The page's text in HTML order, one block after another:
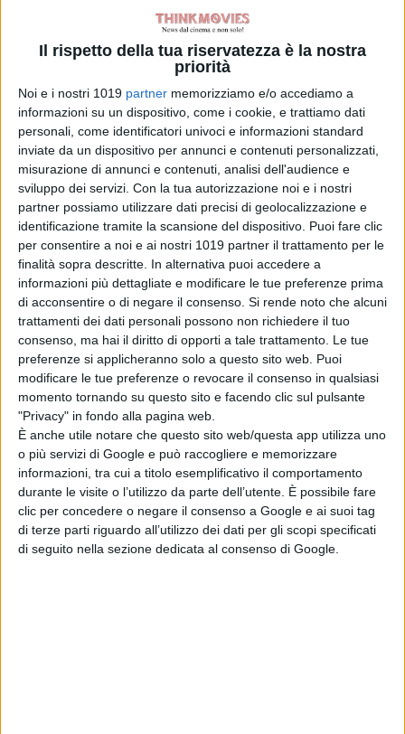
Il rispetto della tua riservatezza è la nostra
priorità
Noi e i nostri 1019 partner memorizziamo e/o accediamo a
informazioni su un dispositivo, come i cookie, e trattiamo dati
personali, come identificatori univoci e informazioni standard
inviate da un dispositivo per annunci e contenuti personalizzati,
misurazione di annunci e contenuti, analisi dell'audience e
sviluppo dei servizi. Con la tua autorizzazione noi e i nostri
partner possiamo utilizzare dati precisi di geolocalizzazione e
identificazione tramite la scansione del dispositivo. Puoi fare clic
per consentire a noi e ai nostri 1019 partner il trattamento per le
finalità sopra descritte. In alternativa puoi accedere a
informazioni più dettagliate e modificare le tue preferenze prima
di acconsentire o di negare il consenso. Si rende noto che alcuni
trattamenti dei dati personali possono non richiedere il tuo
consenso, ma hai il diritto di opporti a tale trattamento. Le tue
preferenze si applicheranno solo a questo sito web. Puoi
modificare le tue preferenze o revocare il consenso in qualsiasi
momento tornando su questo sito e facendo clic sul pulsante
"Privacy" in fondo alla pagina web.
È anche utile notare che questo sito web/questa app utilizza uno
o più servizi di Google e può raccogliere e memorizzare
informazioni, tra cui a titolo esemplificativo il comportamento
durante le visite o l’utilizzo da parte dell’utente. È possibile fare
clic per concedere o negare il consenso a Google e ai suoi tag
di terze parti riguardo all’utilizzo dei dati per gli scopi specificati
di seguito nella sezione dedicata al consenso di Google.
come precedentemente annunciato,
edizione si terrà in due
fasi, una parte online dal1 al 5
, e una pubblica con delle
proiezioni in alcune sale selezionate
a giugno.
FONTEFRANCE24
PubblicatoGennaio 9, 2021in
News cinema e film
daEmanuela Giuliani
Tag:
Articoli recenti
Madden: il film
con Nicolas Cage